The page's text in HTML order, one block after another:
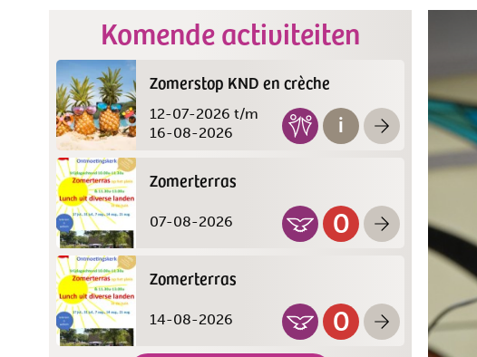
Komende activiteiten
Zomerstop KND en crèche
12-07-2026 t/m
16-08-2026
Zomerterras
07-08-2026
Zomerterras
14-08-2026